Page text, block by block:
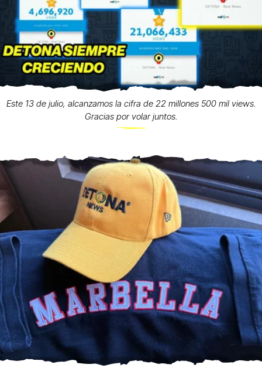
Este 13 de julio, alcanzamos la cifra de 22 millones 500 mil views.
Gracias por volar juntos.